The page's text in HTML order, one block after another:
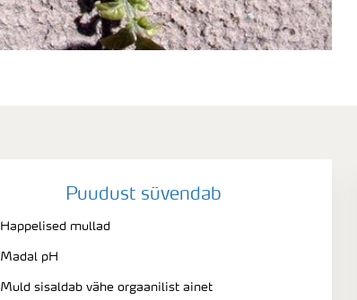
Puudust süvendab
Happelised mullad
Madal pH
Muld sisaldab vähe orgaanilist ainet